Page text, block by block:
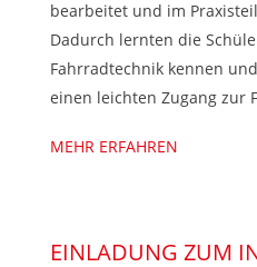
bearbeitet und im
Dadurch lernten die
Fahrradtechnik kennen
einen leichten Zugang zur
MEHR ERFAHREN
EINLADUNG ZUM